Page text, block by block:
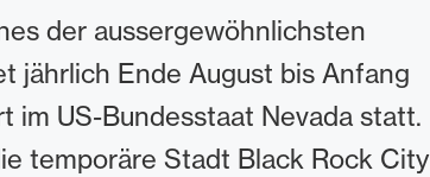
der aussergewöhnlichsten
jährlich Ende August bis Anfang
im US-Bundesstaat Nevada statt.
temporäre Stadt Black Rock City